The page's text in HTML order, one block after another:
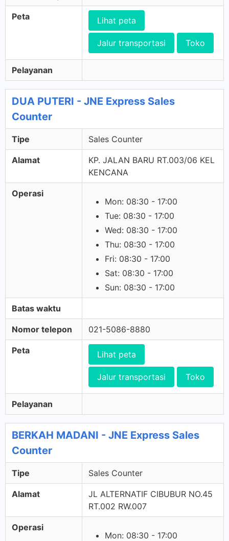
Peta Lihat peta
Jalur transportasi Toko
Pelayanan
DUA PUTERI - JNE Express Sales
Counter
Tipe Sales Counter
Alamat
KP. JALAN BARU RT.003/06 KEL
KENCANA
Operasi
Mon: 08:30 - 17:00
Tue: 08:30 - 17:00
Wed: 08:30 - 17:00
Thu: 08:30 - 17:00
Fri: 08:30 - 17:00
Sat: 08:30 - 17:00
Sun: 08:30 - 17:00
Batas waktu
Nomor telepon 021-5086-8880
Peta Lihat peta
Jalur transportasi Toko
Pelayanan
BERKAH MADANI - JNE Express Sales
Counter
Tipe Sales Counter
Alamat
JL ALTERNATIF CIBUBUR NO.45
RT.002 RW.007
Operasi
Mon: 08:30 - 17:00